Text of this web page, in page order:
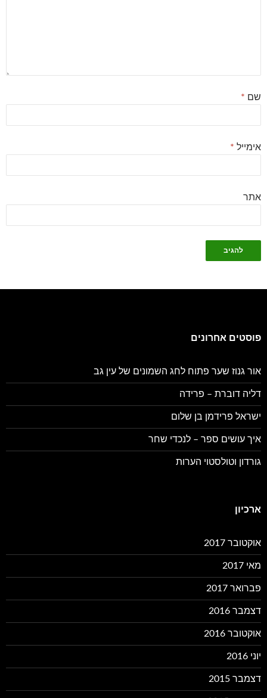
שם *
אימייל *
אתר
פוסטים אחרונים
אור גנוז שער פתוח לחג השמונים של עין גב
דליה דוברת – פרידה
ישראל פרידמן בן שלום
איך עושים ספר – לנכדי שחר
גורדון וטולסטוי הערות
ארכיון
אוקטובר 2017
מאי 2017
פברואר 2017
דצמבר 2016
אוקטובר 2016
יוני 2016
דצמבר 2015